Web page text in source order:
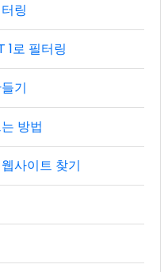
링
1로 필터링
기
방법
사이트 찾기